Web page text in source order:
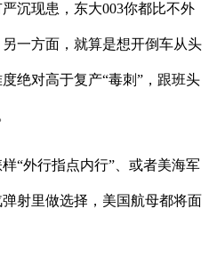
现患，东大003你都比不外
一方面，就算是想开倒车从头
绝对高于复产“毒刺”，跟班头
外行指点内行”、或者美海军
射里做选择，美国航母都将面